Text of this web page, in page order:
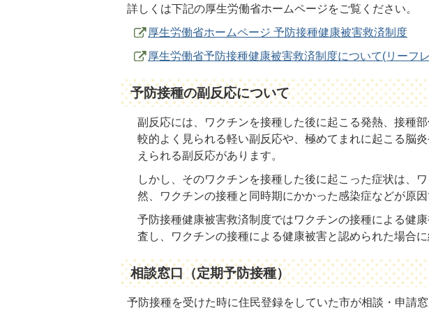
詳しくは下記の厚生労働省ホームページをご覧ください。
厚生労働省ホームページ 予防接種健康被害救済制度
厚生労働省予防接種健康被害救済制度について(リーフ
予防接種の副反応について
副反応には、ワクチンを接種した後に起こる発熱、接種
較的よく見られる軽い副反応や、極めてまれに起こる脳
えられる副反応があります。
しかし、そのワクチンを接種した後に起こった症状は、
然、ワクチンの接種と同時期にかかった感染症などが原因
予防接種健康被害救済制度ではワクチンの接種による健
査し、ワクチンの接種による健康被害と認められた場合に
相談窓口（定期予防接種）
予防接種を受けた時に住民登録をしていた市が相談・申請窓